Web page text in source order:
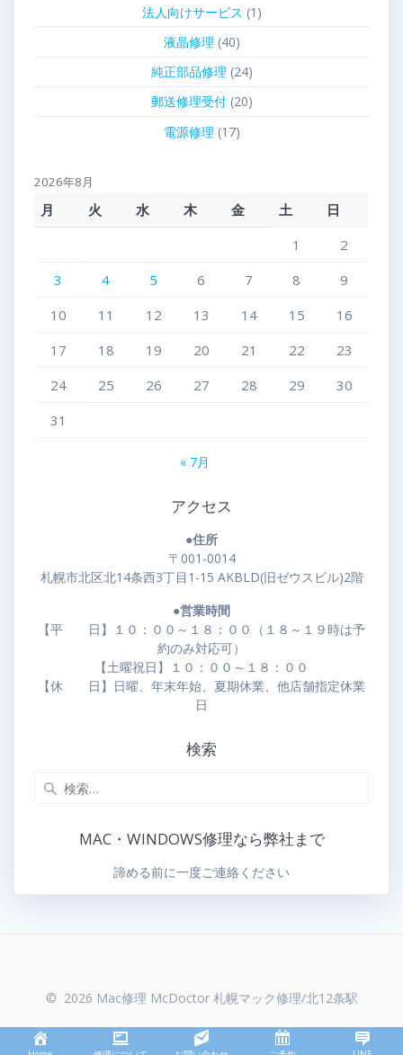
法人向けサービス (1)
液晶修理 (40)
純正部品修理 (24)
郵送修理受付(20)
電源修理 (17)
2026年8月
月 火 水 木 金 土
日
1
2
3
4 5 6 7 8
9
10
11 12 13 14 15
16
17
18 19 20 21 22
23
24
25 26 27 28 29
30
31
« 7月
アクセス
●住所
〒001-0014
札幌市北区北14条西3丁目1-15 AKBLD(旧ゼウスビル)2階
●営業時間
【平 日】１０：００～１８：００（１８～１９時は予
約のみ対応可）
【土曜祝日】１０：００～１８：００
【休 日】日曜、年末年始、夏期休業、他店舗指定休業
日
検索
MAC・WINDOWS修理なら弊社まで
諦める前に一度ご連絡ください
© 2026 Mac修理 McDoctor 札幌マック修理/北12条駅